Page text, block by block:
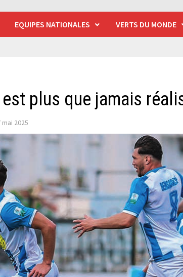
EQUIPES NATIONALES VERTS DU MONDE
plus que jamais
mai 2025